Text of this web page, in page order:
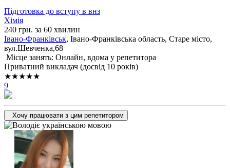
Підготовка до вступу в внз
Хімія
240 грн. за 60 хвилин
Івано-Франківськ, Івано-Франківська область, Старе місто,
вул.Шевченка,68
Місце занять: Онлайн, вдома у репетитора
Приватний викладач (досвід 10 років)
★★★★★
9
Хочу працювати з цим репетитором